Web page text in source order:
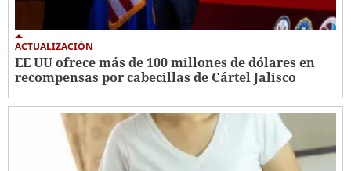
ACTUALIZACIÓN
EE UU ofrece más de 100 millones de dólares en
recompensas por cabecillas de Cártel Jalisco